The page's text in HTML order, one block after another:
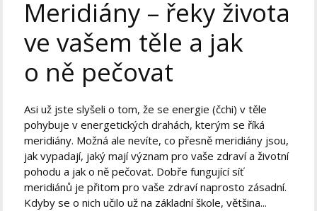
Meridiány – řeky života
ve vašem těle a jak
o ně pečovat
Asi už jste slyšeli o tom, že se energie (čchi) v těle
pohybuje v energetických drahách, kterým se říká
meridiány. Možná ale nevíte, co přesně meridiány jsou,
jak vypadají, jaký mají význam pro vaše zdraví a životní
pohodu a jak o ně pečovat. Dobře fungující síť
meridiánů je přitom pro vaše zdraví naprosto zásadní.
Kdyby se o nich učilo už na základní škole, většina...